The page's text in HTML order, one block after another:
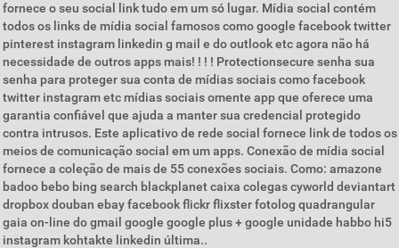
fornece o seu social link tudo em um só lugar. Mídia social contém
todos os links de mídia social famosos como google facebook twitter
pinterest instagram linkedin g mail e do outlook etc agora não há
necessidade de outros apps mais! ! ! ! Protectionsecure senha sua
senha para proteger sua conta de mídias sociais como facebook
twitter instagram etc mídias sociais omente app que oferece uma
garantia confiável que ajuda a manter sua credencial protegido
contra intrusos. Este aplicativo de rede social fornece link de todos os
meios de comunicação social em um apps. Conexão de mídia social
fornece a coleção de mais de 55 conexões sociais. Como: amazone
badoo bebo bing search blackplanet caixa colegas cyworld deviantart
dropbox douban ebay facebook flickr flixster fotolog quadrangular
gaia on-line do gmail google google plus + google unidade habbo hi5
instagram kohtakte linkedin última..